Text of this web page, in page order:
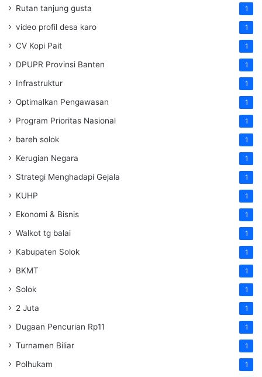
Rutan tanjung gusta 1
video profil desa karo 1
CV Kopi Pait 1
DPUPR Provinsi Banten 1
Infrastruktur 1
Optimalkan Pengawasan 1
Program Prioritas Nasional 1
bareh solok 1
Kerugian Negara 1
Strategi Menghadapi Gejala 1
KUHP 1
Ekonomi & Bisnis 1
Walkot tg balai 1
Kabupaten Solok 1
BKMT 1
Solok 1
2 Juta 1
Dugaan Pencurian Rp11 1
Turnamen Biliar 1
Polhukam 1